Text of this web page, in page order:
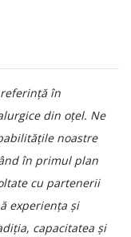
referință în
din oțel. Ne
noastre
în primul plan
cu partenerii
experiența și
capacitatea și